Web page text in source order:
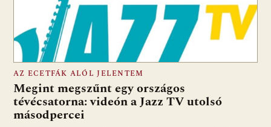
Fotó: media1.hu
AZ ECETFÁK ALÓL JELENTEM
Megint megszűnt egy országos
tévécsatorna: videón a Jazz TV utolsó
másodpercei